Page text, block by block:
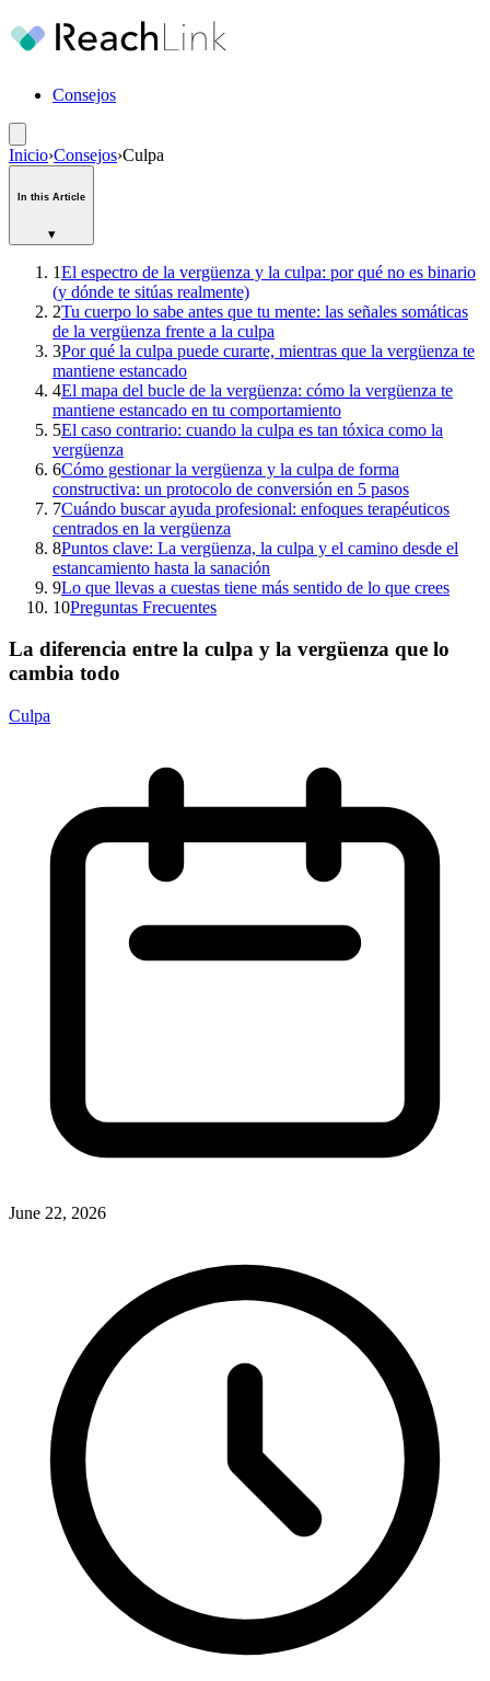
Consejos
Inicio›Consejos›Culpa
In this Article
▾
1El espectro de la vergüenza y la culpa: por qué no es binario
(y dónde te sitúas realmente)
2Tu cuerpo lo sabe antes que tu mente: las señales somáticas
de la vergüenza frente a la culpa
3Por qué la culpa puede curarte, mientras que la vergüenza te
mantiene estancado
4El mapa del bucle de la vergüenza: cómo la vergüenza te
mantiene estancado en tu comportamiento
5El caso contrario: cuando la culpa es tan tóxica como la
vergüenza
6Cómo gestionar la vergüenza y la culpa de forma
constructiva: un protocolo de conversión en 5 pasos
7Cuándo buscar ayuda profesional: enfoques terapéuticos
centrados en la vergüenza
8Puntos clave: La vergüenza, la culpa y el camino desde el
estancamiento hasta la sanación
9Lo que llevas a cuestas tiene más sentido de lo que crees
10Preguntas Frecuentes
La diferencia entre la culpa y la vergüenza que lo
cambia todo
Culpa
June 22, 2026